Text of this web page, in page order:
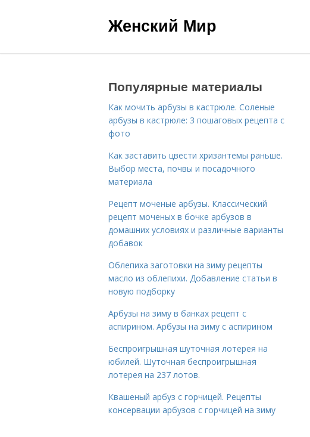
Женский Мир
Популярные материалы
Как мочить арбузы в кастрюле. Соленые
арбузы в кастрюле: 3 пошаговых рецепта с
фото
Как заставить цвести хризантемы раньше.
Выбор места, почвы и посадочного
материала
Рецепт моченые арбузы. Классический
рецепт моченых в бочке арбузов в
домашних условиях и различные варианты
добавок
Облепиха заготовки на зиму рецепты
масло из облепихи. Добавление статьи в
новую подборку
Арбузы на зиму в банках рецепт с
аспирином. Арбузы на зиму с аспирином
Беспроигрышная шуточная лотерея на
юбилей. Шуточная беспроигрышная
лотерея на 237 лотов.
Квашеный арбуз с горчицей. Рецепты
консервации арбузов с горчицей на зиму